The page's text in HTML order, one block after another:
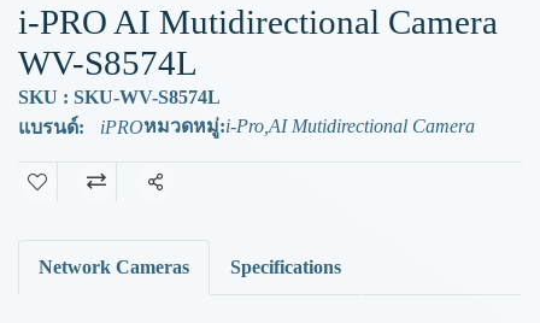
i-PRO AI Mutidirectional Camera
WV-S8574L
SKU : SKU-WV-S8574L
แบรนด์:
iPROหมวดหมู่:i-Pro AI Mutidirectional Camera
แชร์
Network Cameras Specifications